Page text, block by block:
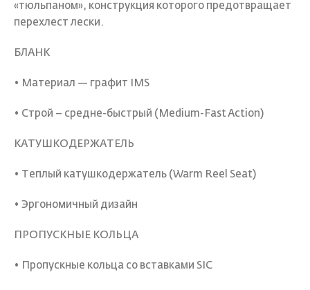
«тюльпаном», конструкция которого предотвращает
перехлест лески.
БЛАНК
• Материал — графит IMS
• Строй – средне-быстрый (Medium-Fast Action)
КАТУШКОДЕРЖАТЕЛЬ
• Теплый катушкодержатель (Warm Reel Seat)
• Эргономичный дизайн
ПРОПУСКНЫЕ КОЛЬЦА
• Пропускные кольца со вставками SIC